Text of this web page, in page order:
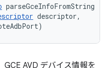
parseGceInfoFromString
descriptor,
AVD デバイス情報を